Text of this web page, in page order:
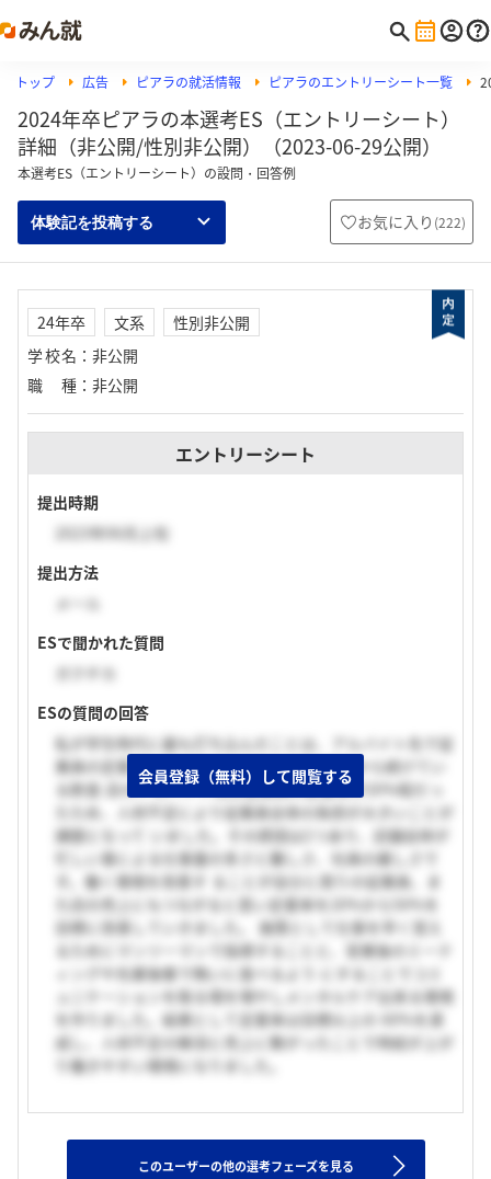
トップ 広告 ピアラの就活情報 ピアラのエントリーシート一覧
2024年卒ピアラの本選考ES（エントリーシート）
詳細（非公開/性別非公開）（2023-06-29公開）
本選考ES（エントリーシート）の設問・回答例
体験記を投稿する お気に入り (222)
24年卒 文系
性別非公開
学校名 ： 非公開
職種 ： 非公開
エントリーシート
提出時期
2023年06月上旬
提出方法
メール
ESで聞かれた質問
ガクチカ
ESの質問の回答
私が学生時代に最も打ち込んだことは、アルバイト先で従
業員の定着率を上げたことです。大学1年生から続けてい
る飲食 店のアルバイト先は従業員の定着率が20%程だっ
たため、人材不足により従業員全体の負担が大きいことが
課題となって いました。その原因は2つあり、店舗自体が
忙しい事による仕事量の多さと難しさ、社員の厳しさで
す。働く環境を改善す ることが自分と周りの従業員、ま
た店の売上にもつながると思い定着率を20%から50%を
目標に改善していきました。 施策として仕事を早く覚え
るためにマンツーマンで指導することと、営業後のミーテ
ィングや先輩後輩で賄いに食べるよう にすることでコミ
ュニケーションを取る場を増やしメンタルケア出来る環境
を作りました。結果として定着率は目標以上の 60%を達
成し、人材不足の解消と売上に繋がったことで時給が上が
り働きやすい環境になりました。
会員登録（無料）して閲覧する
このユーザーの他の選考フェーズを見る